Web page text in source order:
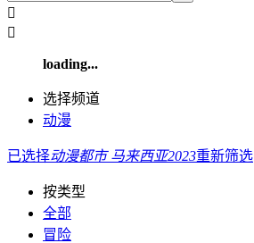


loading...
选择频道
动漫
已选择动漫都市马来西亚2023重新筛选
按类型
全部
冒险